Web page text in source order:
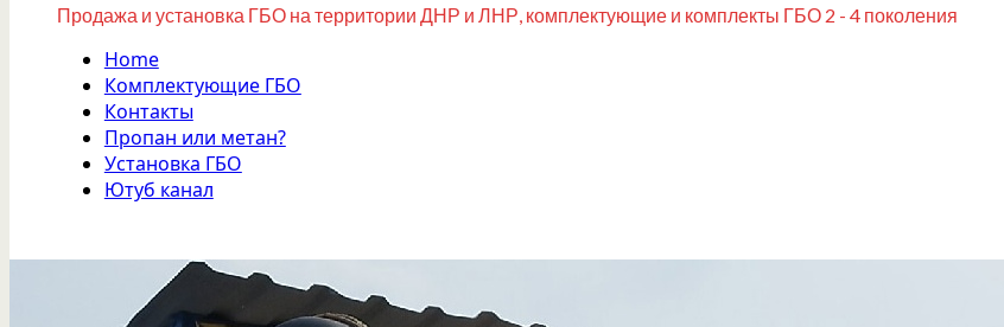
Продажа и установка ГБО на территории ДНР и ЛНР, комплектующие и комплекты ГБО 2 - 4 поколения
Home
Комплектующие ГБО
Контакты
Пропан или метан?
Установка ГБО
Ютуб канал